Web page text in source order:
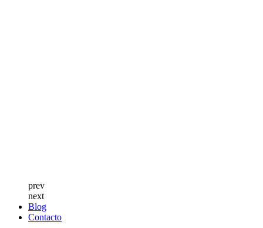
prev
next
Blog
Contacto